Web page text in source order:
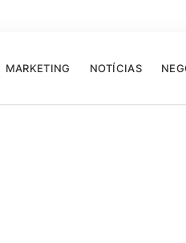
MARKETING NOTÍCIAS